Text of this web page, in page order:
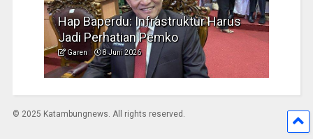
Hap Baperdu: Infrastruktur Harus
Jadi Perhatian Pemko
Garen 8 Juni 2026
© 2025 Katambungnews. All rights reserved.